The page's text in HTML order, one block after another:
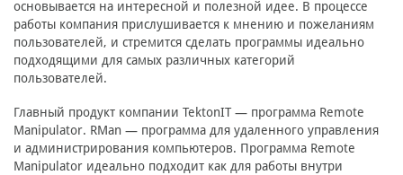
основывается на интересной и полезной идее. В процессе
работы компания прислушивается к мнению и пожеланиям
пользователей, и стремится сделать программы идеально
подходящими для самых различных категорий
пользователей.
Главный продукт компании TektonIT — программа Remote
Manipulator. RMan — программа для удаленного управления
и администрирования компьютеров. Программа Remote
Manipulator идеально подходит как для работы внутри